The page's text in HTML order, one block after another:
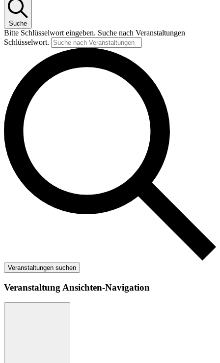
Suche
Bitte Schlüsselwort eingeben. Suche nach Veranstaltungen
Schlüsselwort.
Veranstaltungen suchen
Veranstaltung Ansichten-Navigation